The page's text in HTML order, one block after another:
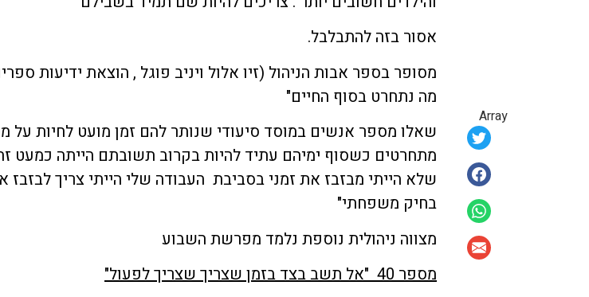
Array
אסור בזה להתבלבל.
מסופר בספר אבות הניהול (זיו אלול ויניב פוגל , הוצאת ידיעות
מה נתחרט בסוף החיים"
שאלו מספר אנשים במוסד סיעודי שנותר להם זמן מועט לחיות על
מתחרטים כשסוף ימיהם עתיד להיות בקרוב תשובתם הייתה כמעט
שלא הייתי מבזבז את זמני בסביבת העבודה שלי הייתי צריך לבזבז
בחיק משפחתי"
מצווה ניהולית נוספת נלמד מפרשת השבוע
מספר 40 "אל תשב בצד בזמן שצריך שצריך לפעול"